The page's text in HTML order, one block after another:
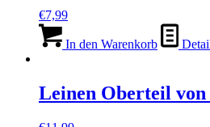
€7,99
In den Warenkorb
Leinen Oberteil von